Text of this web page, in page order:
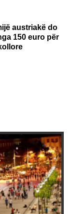
austriakë do
150 euro për